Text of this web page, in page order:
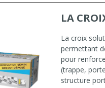
LA
La croix
permettant
pour
(trappe,
structure